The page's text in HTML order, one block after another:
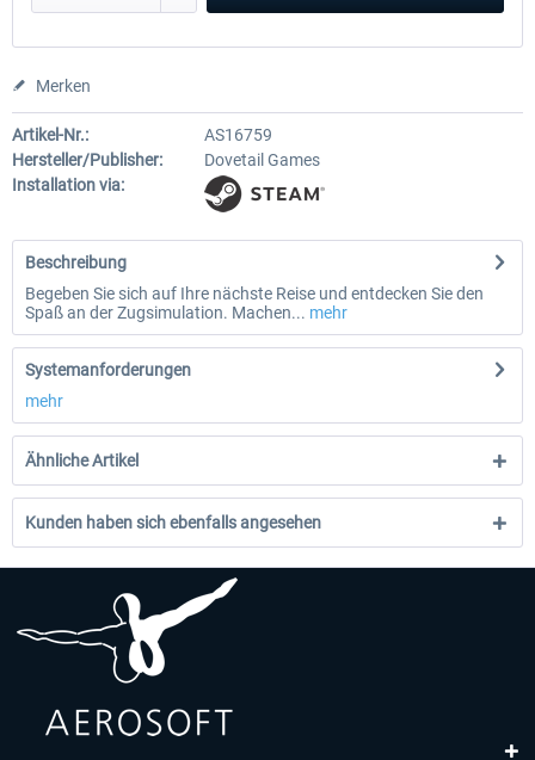
Merken
Artikel-Nr.:
AS16759
Hersteller/Publisher:
Dovetail Games
Installation via:
Beschreibung
Begeben Sie sich auf Ihre nächste Reise und entdecken Sie den
Spaß an der Zugsimulation. Machen... mehr
Systemanforderungen
mehr
Ähnliche Artikel
Kunden haben sich ebenfalls angesehen